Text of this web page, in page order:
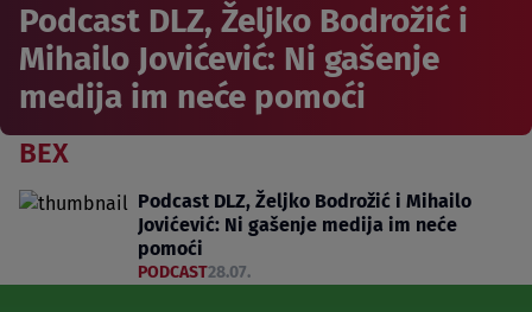
Podcast DLZ, Željko Bodrožić i
Mihailo Jovićević: Ni gašenje
medija im neće pomoći
BEX
Podcast DLZ, Željko Bodrožić i Mihailo
Jovićević: Ni gašenje medija im neće
pomoći
PODCAST28.07.